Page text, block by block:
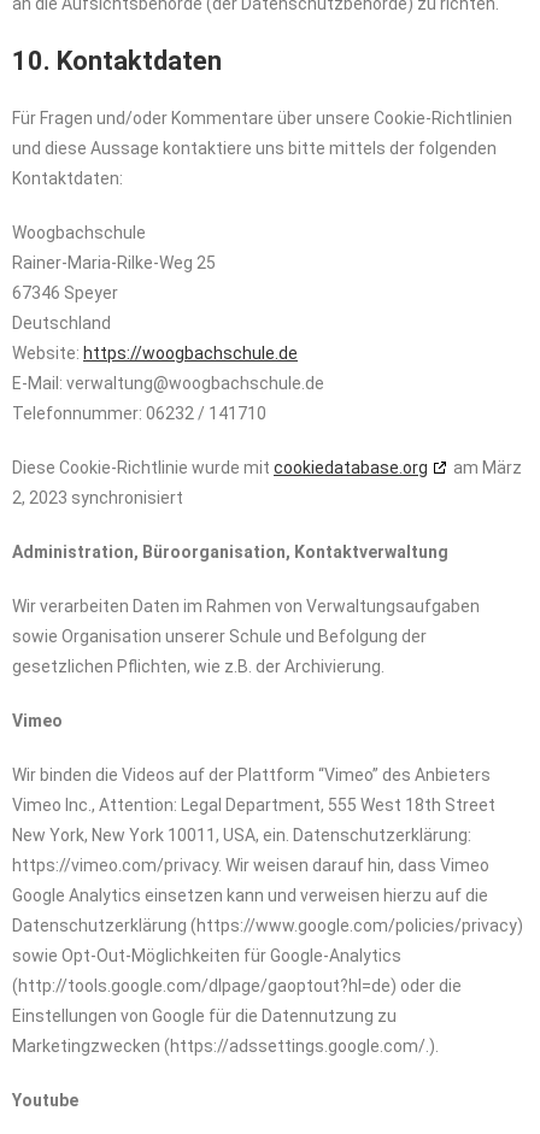
10. Kontaktdaten
Für Fragen und/oder Kommentare über unsere Cookie-Richtlinien
und diese Aussage kontaktiere uns bitte mittels der folgenden
Kontaktdaten:
Woogbachschule
Rainer-Maria-Rilke-Weg 25
67346 Speyer
Deutschland
Website: https://woogbachschule.de
E-Mail: ed.eluhcshcabgoow@gnutlawrev
Telefonnummer: 06232 / 141710
Diese Cookie-Richtlinie wurde mit cookiedatabase.org
am März
2, 2023 synchronisiert
Administration, Büroorganisation, Kontaktverwaltung
Wir verarbeiten Daten im Rahmen von Verwaltungsaufgaben
sowie Organisation unserer Schule und Befolgung der
gesetzlichen Pflichten, wie z.B. der Archivierung.
Vimeo
Wir binden die Videos auf der Plattform “Vimeo” des Anbieters
Vimeo Inc., Attention: Legal Department, 555 West 18th Street
New York, New York 10011, USA, ein. Datenschutzerklärung:
https://vimeo.com/privacy. Wir weisen darauf hin, dass Vimeo
Google Analytics einsetzen kann und verweisen hierzu auf die
Datenschutzerklärung (https://www.google.com/policies/privacy)
sowie Opt-Out-Möglichkeiten für Google-Analytics
(http://tools.google.com/dlpage/gaoptout?hl=de) oder die
Einstellungen von Google für die Datennutzung zu
Marketingzwecken (https://adssettings.google.com/.).
Youtube